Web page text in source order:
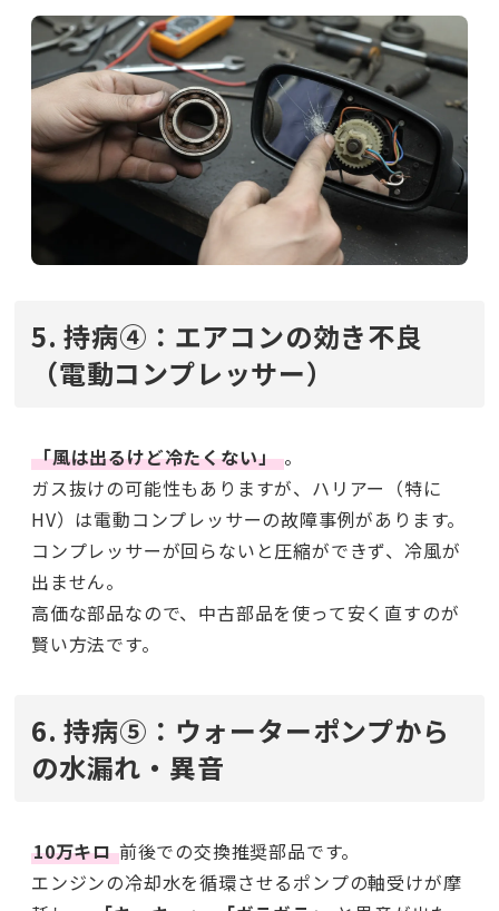
5. 持病④：エアコンの効き不良
（電動コンプレッサー）
「風は出るけど冷たくない」。
ガス抜けの可能性もありますが、ハリアー（特に
HV）は電動コンプレッサーの故障事例があります。
コンプレッサーが回らないと圧縮ができず、冷風が
出ません。
高価な部品なので、中古部品を使って安く直すのが
賢い方法です。
6. 持病⑤：ウォーターポンプから
の水漏れ・異音
10万キロ前後での交換推奨部品です。
エンジンの冷却水を循環させるポンプの軸受けが摩